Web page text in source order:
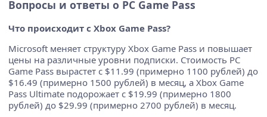
Вопросы и ответы о PC Game Pass
Что происходит с Xbox Game Pass?
Microsoft меняет структуру Xbox Game Pass и повышает
цены на различные уровни подписки. Стоимость PC
Game Pass вырастет с $11.99 (примерно 1100 рублей) до
$16.49 (примерно 1500 рублей) в месяц, а Xbox Game
Pass Ultimate подорожает с $19.99 (примерно 1800
рублей) до $29.99 (примерно 2700 рублей) в месяц.